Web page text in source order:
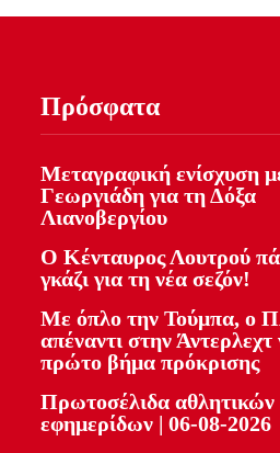
Πρόσφατα
Μεταγραφική ενίσχυση
Γεωργιάδη για τη Δόξα
Λιανοβεργίου
Ο Κένταυρος Λουτρού
γκάζι για τη νέα σεζόν!
Με όπλο την Τούμπα, ο
απέναντι στην Άντερλεχτ
πρώτο βήμα πρόκρισης
Πρωτοσέλιδα αθλητικών
εφημερίδων | 06-08-2026